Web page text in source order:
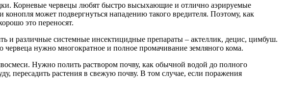
Корневые червецы любят быстро высыхающие и отлично аэрируемые
может подвергнуться нападению такого вредителя. Поэтому, как
это переносят.
и различные системные инсектицидные препараты – актеллик, децис, цимбуш.
нужно многократное и полное промачивание земляного кома.
Нужно полить раствором почву, как обычной водой до полного
пересадить растения в свежую почву. В том случае, если поражения